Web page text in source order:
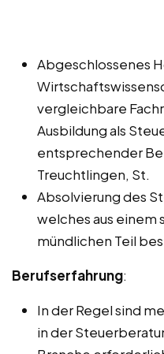
Abgeschlossenes
vergleichbare
Ausbildung als
entsprechender
Treuchtlingen, St.
Absolvierung des
welches aus einem
mündlichen Teil
Berufserfahrung:
In der Regel sind
in der